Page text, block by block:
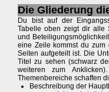
Die Gliederung
Du bist auf der
Tabelle oben zeigt dir alle
und
eine Zeile kommst du zum
Seiten aufgeteilt ist. Die
Titel zu sehen (schwarz
weiteren zum
Themenbereiche schaffen
Beschreibung der